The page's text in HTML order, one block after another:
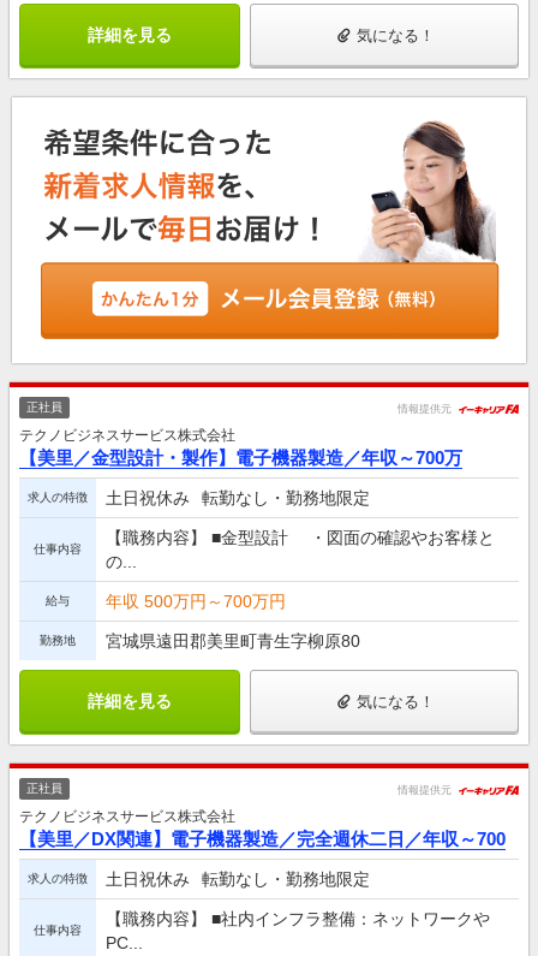
詳細を見る 気になる！
正社員 情報提供元
テクノビジネスサービス株式会社
【美里／金型設計・製作】電子機器製造／年収～700万
求人の特徴 土日祝休み 転勤なし・勤務地限定
仕事内容
【職務内容】 ■金型設計 ・図面の確認やお客様と
の...
給与 年収 500万円～700万円
勤務地 宮城県遠田郡美里町青生字柳原80
詳細を見る 気になる！
正社員 情報提供元
テクノビジネスサービス株式会社
【美里／DX関連】電子機器製造／完全週休二日／年収～700
求人の特徴 土日祝休み 転勤なし・勤務地限定
仕事内容
【職務内容】 ■社内インフラ整備：ネットワークや
PC...